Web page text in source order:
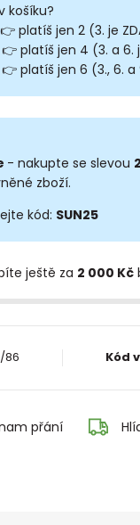
košíku?
platíš jen 2 (3. je
platíš jen 4 (3. a 6.
platíš jen 6 (3., 6. a
- nakupte se slevou
zboží.
kód: SUN25
ještě za 2 000 Kč
86 Kód
přání